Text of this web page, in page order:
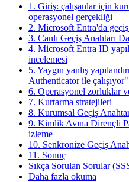
1. Giriş: çalışanlar için
operasyonel gerçekliği
2. Microsoft Entra'da geçiş
3. Canlı Geçiş Anahtarı
4. Microsoft Entra ID
incelemesi
5. Yaygın yanlış
Authenticator ile çalışıyor"
6. Operasyonel zorluklar
7. Kurtarma stratejileri
8. Kurumsal Geçiş
9. Kimlik Avına Dirençli
izleme
10. Senkronize Geçiş
11. Sonuç
Sıkça Sorulan Sorular
Daha fazla okuma